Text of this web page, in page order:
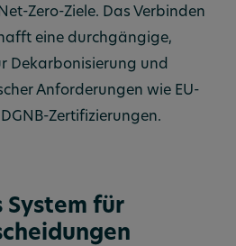
Zero-Ziele. Das Verbinden
eine durchgängige,
Dekarbonisierung und
Anforderungen wie EU-
DGNB-Zertifizierungen.
System für